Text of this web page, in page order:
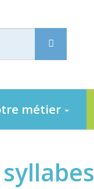
métier